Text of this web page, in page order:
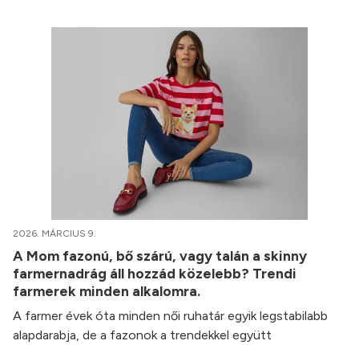
2026. MÁRCIUS 9.
A Mom fazonú, bő szárú, vagy talán a skinny
farmernadrág áll hozzád közelebb? Trendi
farmerek minden alkalomra.
A farmer évek óta minden női ruhatár egyik legstabilabb
alapdarabja, de a fazonok a trendekkel együtt